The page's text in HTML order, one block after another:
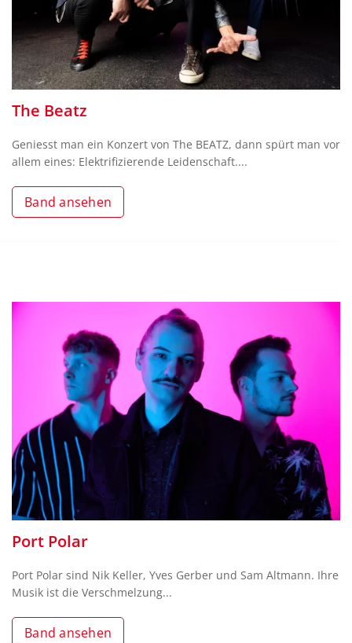
The Beatz
Geniesst man ein Konzert von The BEATZ, dann spürt man vor
allem eines: Elektrifizierende Leidenschaft....
Band ansehen
Port Polar
Port Polar sind Nik Keller, Yves Gerber und Sam Altmann. Ihre
Musik ist die Verschmelzung...
Band ansehen